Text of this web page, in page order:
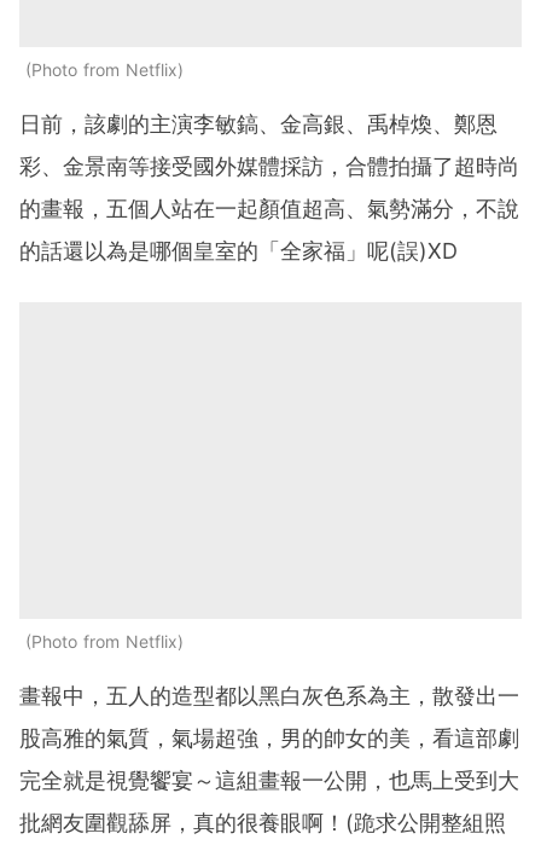
Photo from Netflix
日前，該劇的主演李敏鎬、金高銀、禹棹煥、鄭恩
彩、金景南等接受國外媒體採訪，合體拍攝了超時尚
的畫報，五個人站在一起顏值超高、氣勢滿分，不說
的話還以為是哪個皇室的「全家福」呢(誤)XD
Photo from Netflix
畫報中，五人的造型都以黑白灰色系為主，散發出一
股高雅的氣質，氣場超強，男的帥女的美，看這部劇
完全就是視覺饗宴～這組畫報一公開，也馬上受到大
批網友圍觀舔屏，真的很養眼啊！(跪求公開整組照